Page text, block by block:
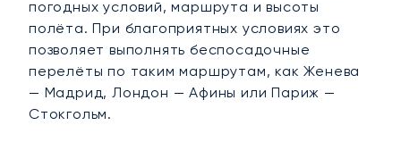
погодных условий, маршрута и высоты
полёта. При благоприятных условиях это
позволяет выполнять беспосадочные
перелёты по таким маршрутам, как Женева
— Мадрид, Лондон — Афины или Париж —
Стокгольм.